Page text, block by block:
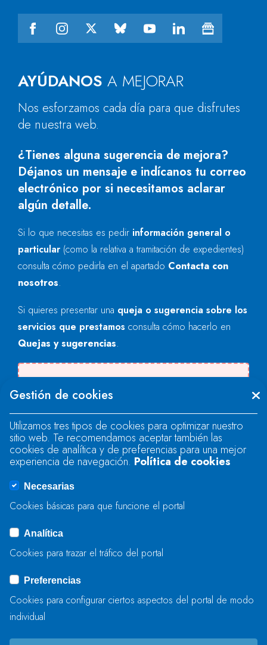
AYÚDANOS A MEJORAR
Nos esforzamos cada día para que disfrutes
de nuestra web.
¿Tienes alguna sugerencia de mejora?
Déjanos un mensaje e indícanos tu correo
electrónico por si necesitamos aclarar
algún detalle.
Si lo que necesitas es pedir información general o
particular (como la relativa a tramitación de expedientes)
consulta cómo pedirla en el apartado Contacta con
nosotros.
Si quieres presentar una queja o sugerencia sobre los
servicios que prestamos consulta cómo hacerlo en
Quejas y sugerencias.
"text".
Se produjo un error al cargar el campo
"text".
Se produjo un error al cargar el campo
ENVIAR
Gestión de cookies
Utilizamos tres tipos de cookies para optimizar nuestro
sitio web. Te recomendamos aceptar también las
cookies de analítica y de preferencias para una mejor
experiencia de navegación. Política de cookies
Necesarias
Cookies básicas para que funcione el portal
Analítica
Cookies para trazar el tráfico del portal
Preferencias
Cookies para configurar ciertos aspectos del portal de modo
individual